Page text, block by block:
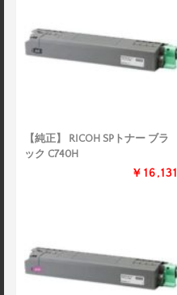
【純正】 RICOH SPトナー ブラ
ック C740H
￥16,131